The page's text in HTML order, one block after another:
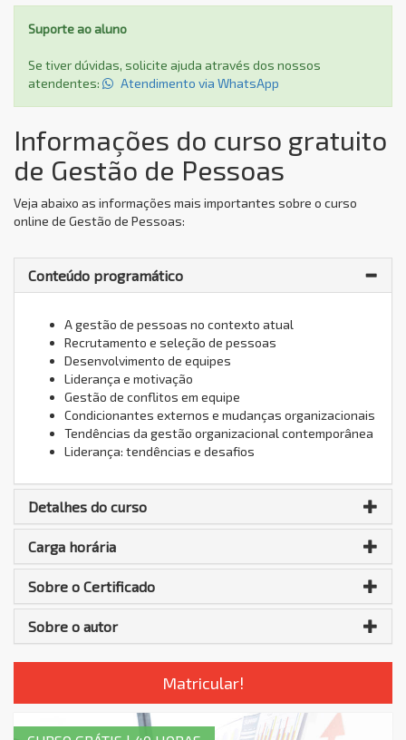
Suporte ao aluno
Se tiver dúvidas, solicite ajuda através dos nossos
atendentes:
Atendimento via WhatsApp
Informações do curso gratuito
de Gestão de Pessoas
Veja abaixo as informações mais importantes sobre o curso
online de Gestão de Pessoas:
Conteúdo programático
A gestão de pessoas no contexto atual
Recrutamento e seleção de pessoas
Desenvolvimento de equipes
Liderança e motivação
Gestão de conflitos em equipe
Condicionantes externos e mudanças organizacionais
Tendências da gestão organizacional contemporânea
Liderança: tendências e desafios
Detalhes do curso
Carga horária
Sobre o Certificado
Sobre o autor
Matricular!